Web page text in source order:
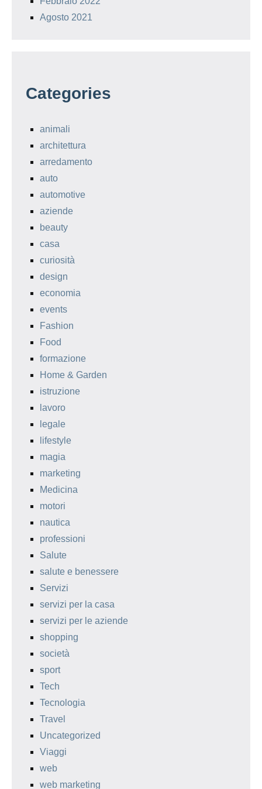
Agosto 2021
Categories
animali
architettura
arredamento
auto
automotive
aziende
beauty
casa
curiosità
design
economia
events
Fashion
Food
formazione
Home & Garden
istruzione
lavoro
legale
lifestyle
magia
marketing
Medicina
motori
nautica
professioni
Salute
salute e benessere
Servizi
servizi per la casa
servizi per le aziende
shopping
società
sport
Tech
Tecnologia
Travel
Uncategorized
Viaggi
web
web marketing